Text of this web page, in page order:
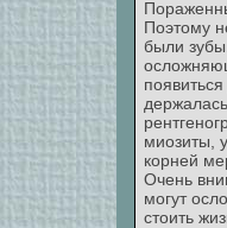
Поэтому
были
миозиты,
корней
Очень
могут
стоить